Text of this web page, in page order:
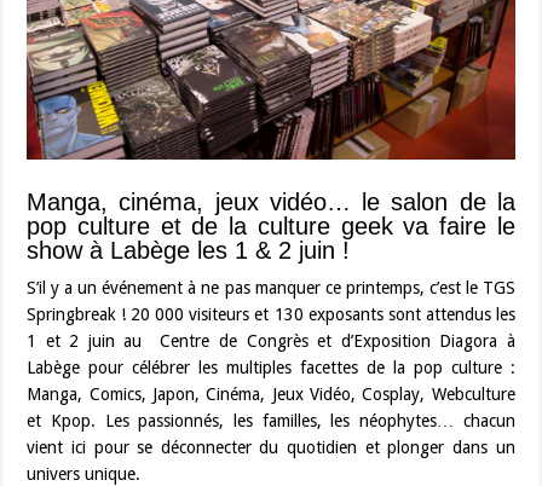
Manga, cinéma, jeux vidéo… le salon de la
pop culture et de la culture geek va faire le
show à Labège les 1 & 2 juin !
S’il y a un événement à ne pas manquer ce printemps, c’est le TGS
Springbreak ! 20 000 visiteurs et 130 exposants sont attendus les
1 et 2 juin au Centre de Congrès et d’Exposition Diagora à
Labège pour célébrer les multiples facettes de la pop culture :
Manga, Comics, Japon, Cinéma, Jeux Vidéo, Cosplay, Webculture
et Kpop. Les passionnés, les familles, les néophytes… chacun
vient ici pour se déconnecter du quotidien et plonger dans un
univers unique.